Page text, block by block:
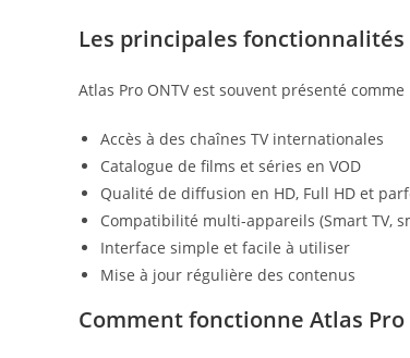
Les principales fonctionnalités
Atlas Pro ONTV est souvent présenté
Accès à des chaînes TV internationales
Catalogue de films et séries en VOD
Qualité de diffusion en HD, Full HD et
Compatibilité multi-appareils (Smart TV,
Interface simple et facile à utiliser
Mise à jour régulière des contenus
Comment fonctionne Atlas Pro